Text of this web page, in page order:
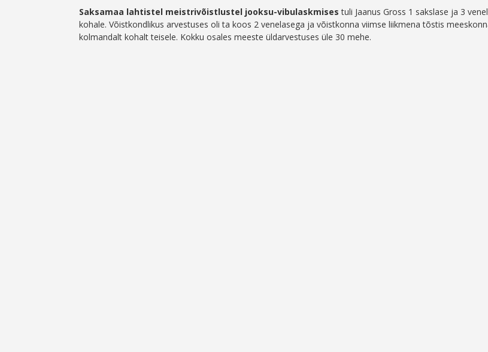
Saksamaa lahtistel meistrivõistlustel jooksu-vibulaskmises tuli Jaanus Gross 1 sakslase ja 3
kohale. Võistkondlikus arvestuses oli ta koos 2 venelasega ja võistkonna viimse liikmena tõstis
kolmandalt kohalt teisele. Kokku osales meeste üldarvestuses üle 30 mehe.